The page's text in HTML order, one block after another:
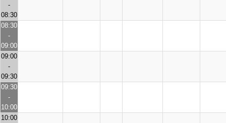
-
08:30
08:30
-
09:00
09:00
-
09:30
09:30
-
10:00
10:00